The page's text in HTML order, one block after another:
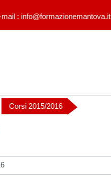
mail : info@formazionemantova.it
Corsi 2015/2016